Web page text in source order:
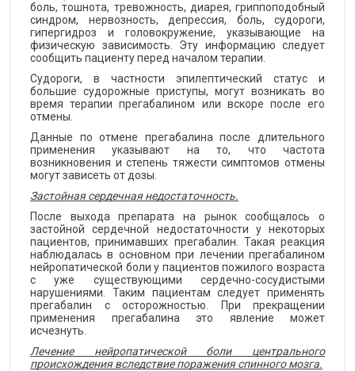
боль, тошнота, тревожность, диарея, гриппоподобный
синдром, нервозность, депрессия, боль, судороги,
гипергидроз и головокружение, указывающие на
физическую зависимость. Эту информацию следует
сообщить пациенту перед началом терапии.
Судороги, в частности эпилептический статус и
большие судорожные приступы, могут возникать во
время терапии прегабалином или вскоре после его
отмены.
Данные по отмене прегабалина после длительного
применения указывают на то, что частота
возникновения и степень тяжести симптомов отмены
могут зависеть от дозы.
Застойная сердечная недостаточность.
После выхода препарата на рынок сообщалось о
застойной сердечной недостаточности у некоторых
пациентов, принимавших прегабалин. Такая реакция
наблюдалась в основном при лечении прегабалином
нейропатической боли у пациентов пожилого возраста
с уже существующими сердечно-сосудистыми
нарушениями. Таким пациентам следует применять
прегабалин с осторожностью. При прекращении
применения прегабалина это явление может
исчезнуть.
Лечение нейропатической боли центрального
происхождения вследствие поражения спинного мозга.